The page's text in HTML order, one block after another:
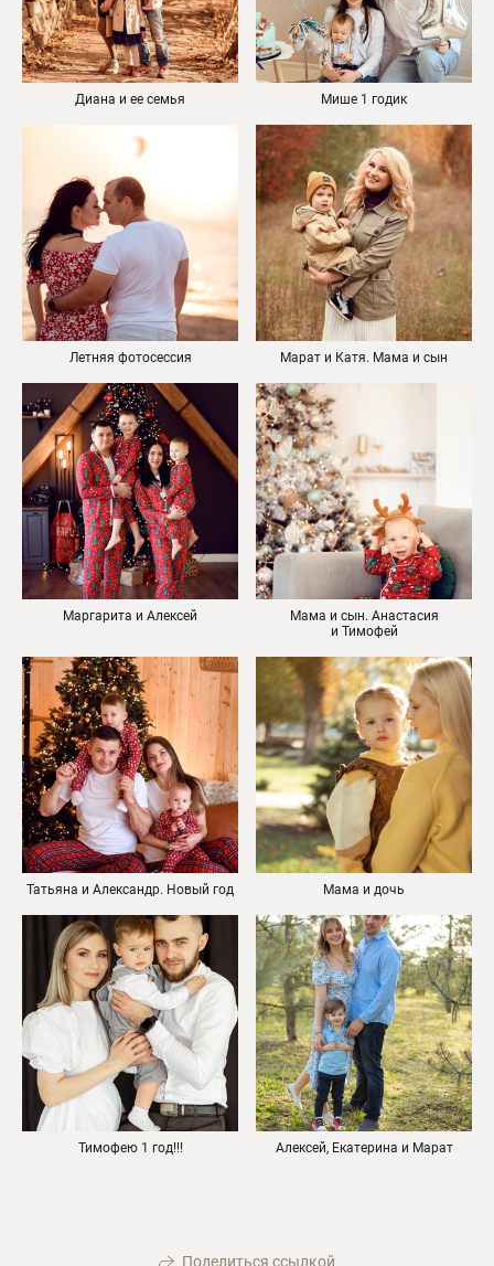
Диана и ее семья Мише 1 годик
Летняя фотосессия Марат и Катя. Мама и сын
Маргарита и Алексей
Мама и сын. Анастасия
и Тимофей
Татьяна и Александр. Новый год Мама и дочь
Тимофею 1 год!!! Алексей, Екатерина и Марат
Поделиться ссылкой